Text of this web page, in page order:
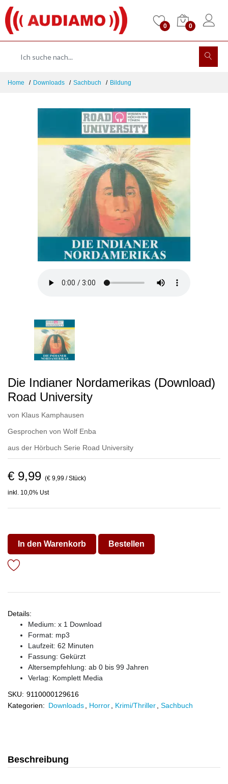
0 0
Home Downloads Sachbuch Bildung
Die Indianer Nordamerikas (Download)
Road University
von Klaus Kamphausen
Gesprochen von Wolf Enba
aus der Hörbuch Serie Road University
€ 9,99 (€ 9,99 / Stück)
inkl. 10,0% Ust
In den Warenkorb Bestellen
Details:
Medium: x 1 Download
Format: mp3
Laufzeit: 62 Minuten
Fassung: Gekürzt
Altersempfehlung: ab 0 bis 99 Jahren
Verlag: Komplett Media
SKU: 9110000129616
Kategorien: Downloads Horror Krimi/Thriller Sachbuch
Beschreibung